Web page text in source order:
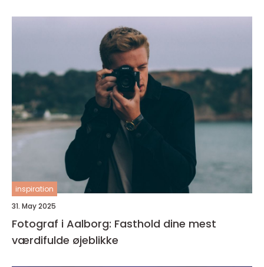
inspiration
31. May 2025
Fotograf i Aalborg: Fasthold dine mest
værdifulde øjeblikke